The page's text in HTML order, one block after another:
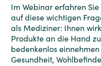
Im Webinar erfahren
auf diese wichtigen
als Mediziner: Ihnen
Produkte an die Hand
bedenkenlos
Gesundheit,